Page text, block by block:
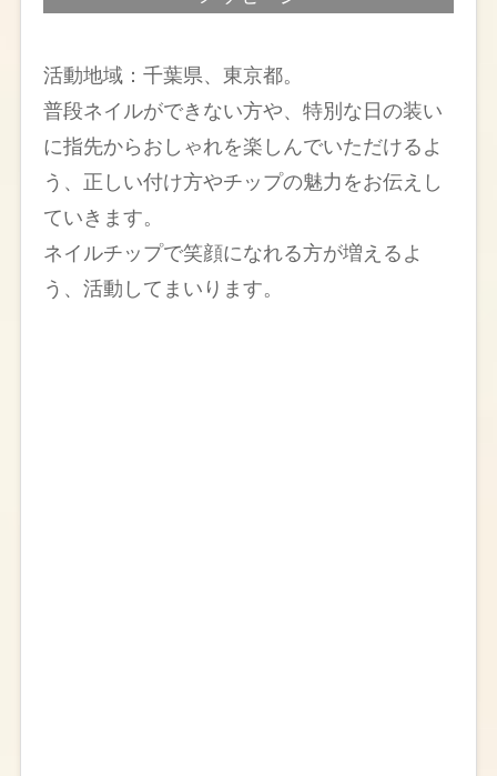
活動地域：千葉県、東京都。
普段ネイルができない方や、特別な日の装い
に指先からおしゃれを楽しんでいただけるよ
う、正しい付け方やチップの魅力をお伝えし
ていきます。
ネイルチップで笑顔になれる方が増えるよ
う、活動してまいります。